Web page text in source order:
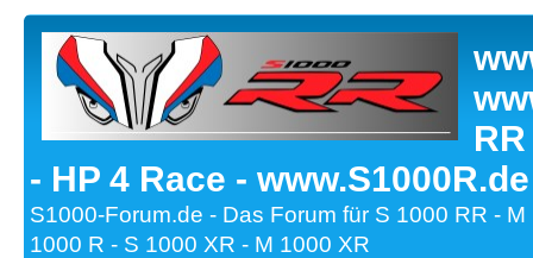
- HP 4 Race -
S1000-Forum.de - Das Forum für S 1000 RR -
1000 R - S 1000 XR - M 1000 XR